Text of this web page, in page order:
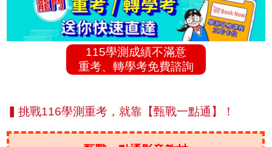
115學測成績不滿意
重考、轉學考免費諮詢
▍挑戰116學測重考，就靠【甄戰一點通】！